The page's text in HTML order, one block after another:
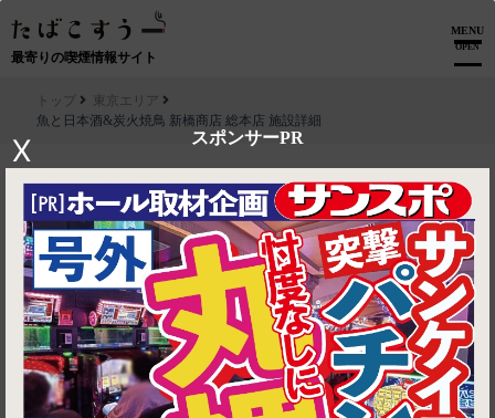
最寄りの喫煙情報サイト
MENU
OPEN
スポンサーPR
X
トップ
東京エリア
魚と日本酒&炭火焼鳥 新橋商店 総本店 施設詳細
▶ ルートを見る
東京エリア│魚と日本酒&炭火焼鳥 新橋商店 総本店